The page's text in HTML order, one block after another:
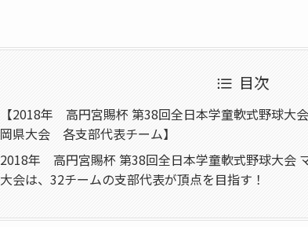
目次
【2018年 高円宮賜杯 第38回全日本学童軟式野球
岡県大会 各支部代表チーム】
2018年 高円宮賜杯 第38回全日本学童軟式野球大会
大会は、32チームの支部代表が頂点を目指す！